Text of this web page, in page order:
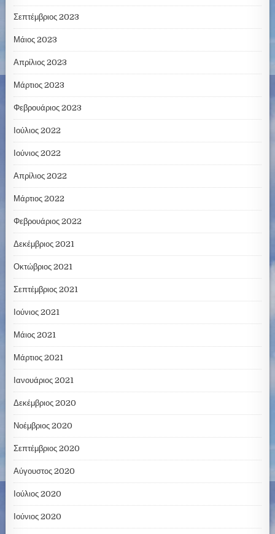
Σεπτέμβριος 2023
Μάιος 2023
Απρίλιος 2023
Μάρτιος 2023
Φεβρουάριος 2023
Ιούλιος 2022
Ιούνιος 2022
Απρίλιος 2022
Μάρτιος 2022
Φεβρουάριος 2022
Δεκέμβριος 2021
Οκτώβριος 2021
Σεπτέμβριος 2021
Ιούνιος 2021
Μάιος 2021
Μάρτιος 2021
Ιανουάριος 2021
Δεκέμβριος 2020
Νοέμβριος 2020
Σεπτέμβριος 2020
Αύγουστος 2020
Ιούλιος 2020
Ιούνιος 2020